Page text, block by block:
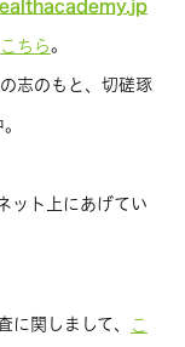
こちら 。
志のもと、切磋琢
ット上にあげてい
に関しまして、 こ